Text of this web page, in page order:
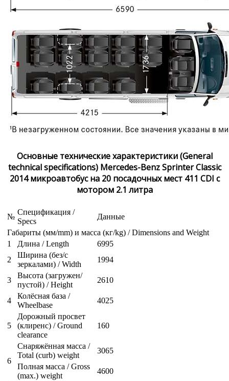
Основные технические характеристики (General
technical specifications) Mercedes-Benz Sprinter Classic
2014 микроавтобус на 20 посадочных мест 411 CDI с
мотором 2.1 литра
№
Спецификация /
Specs
Данные
Габариты (мм/mm) и масса (кг/kg) / Dimensions and Weight
1
Длина / Length
6995
2
Ширина (без/с
зеркалами) / Width
1994
3
Высота (загружен/
пустой) / Height
2610
4
Колёсная база /
Wheelbase
4025
5
Дорожный просвет
(клиренс) / Ground
clearance
160
6
Снаряжённая масса /
Total (curb) weight
3065
Полная масса / Gross
(max.) weight
4600